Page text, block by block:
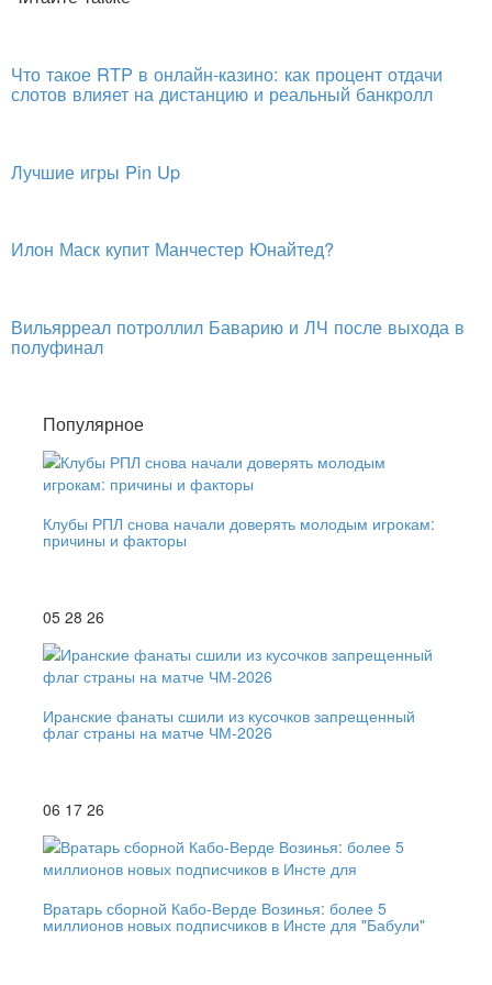
Что такое RTP в онлайн-казино: как процент отдачи
слотов влияет на дистанцию и реальный банкролл
Лучшие игры Pin Up
Илон Маск купит Манчестер Юнайтед?
Вильярреал потроллил Баварию и ЛЧ после выхода в
полуфинал
Популярное
Клубы РПЛ снова начали доверять молодым игрокам:
причины и факторы
05 28 26
Иранские фанаты сшили из кусочков запрещенный
флаг страны на матче ЧМ-2026
06 17 26
Вратарь сборной Кабо-Верде Возинья: более 5
миллионов новых подписчиков в Инсте для "Бабули"